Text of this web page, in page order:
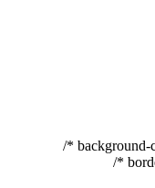
background-